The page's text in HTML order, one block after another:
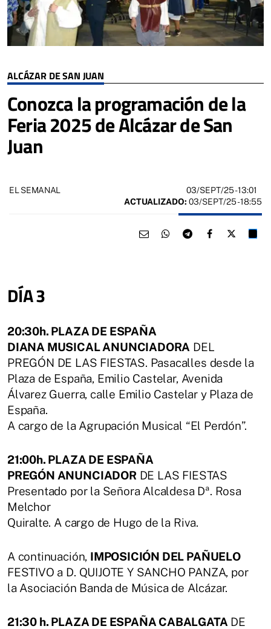
ALCÁZAR DE SAN JUAN
Conozca la programación de la
Feria 2025 de Alcázar de San
Juan
EL SEMANAL 03/SEPT/25- 13:01
ACTUALIZADO: 03/SEPT/25 - 18:55
DÍA 3
20:30h. PLAZA DE ESPAÑA
DIANA MUSICAL ANUNCIADORA DEL
PREGÓN DE LAS FIESTAS. Pasacalles desde la
Plaza de España, Emilio Castelar, Avenida
Álvarez Guerra, calle Emilio Castelar y Plaza de
España.
A cargo de la Agrupación Musical “El Perdón”.
21:00h. PLAZA DE ESPAÑA
PREGÓN ANUNCIADOR DE LAS FIESTAS
Presentado por la Señora Alcaldesa Dª. Rosa
Melchor
Quiralte. A cargo de Hugo de la Riva.
A continuación, IMPOSICIÓN DEL PAÑUELO
FESTIVO a D. QUIJOTE Y SANCHO PANZA, por
la Asociación Banda de Música de Alcázar.
21:30 h. PLAZA DE ESPAÑA CABALGATA DE